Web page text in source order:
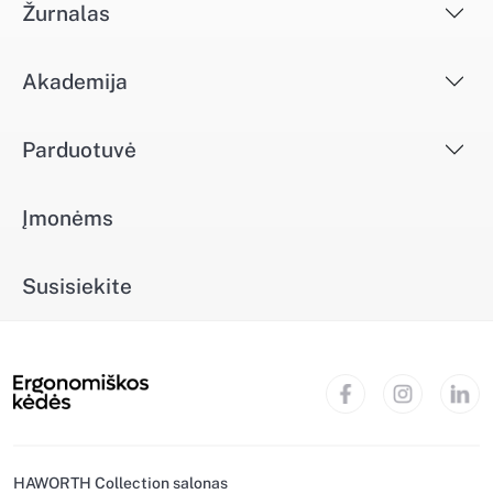
Žurnalas
Akademija
Parduotuvė
Įmonėms
Susisiekite
HAWORTH Collection salonas